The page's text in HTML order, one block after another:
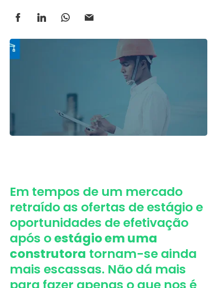
Em tempos de um mercado
retraído as ofertas de estágio e
oportunidades de efetivação
após oestágio em uma
construtora tornam-se ainda
mais escassas. Não dá mais